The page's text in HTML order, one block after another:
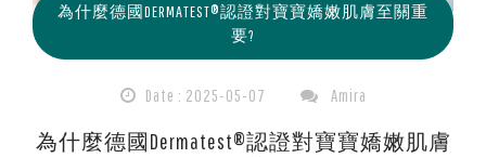
為什麼德國DERMATEST®認證對寶寶嬌嫩肌膚至關重
要?
Date : 2025-05-07 Amira
為什麼德國Dermatest®認證對寶寶嬌嫩肌膚